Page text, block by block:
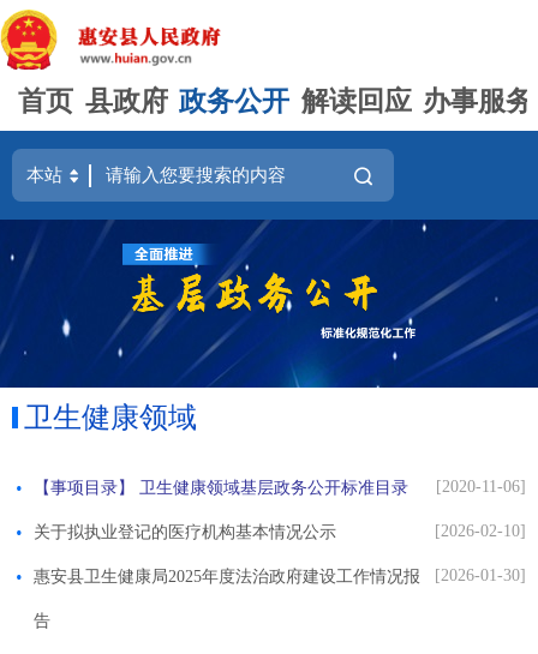
首页 县政府 政务公开 解读回应 办事服务
卫生健康领域
[2020-11-06]
【事项目录】 卫生健康领域基层政务公开标准目录
[2026-02-10]
关于拟执业登记的医疗机构基本情况公示
[2026-01-30]
惠安县卫生健康局2025年度法治政府建设工作情况报
告